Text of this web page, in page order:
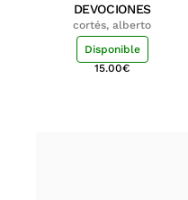
DEVOCIONES
cortés, alberto
Disponible
15.00€